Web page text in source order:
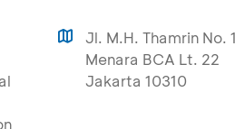
Jl. M.H. Thamrin No. 1
Menara BCA Lt. 22
Jakarta 10310